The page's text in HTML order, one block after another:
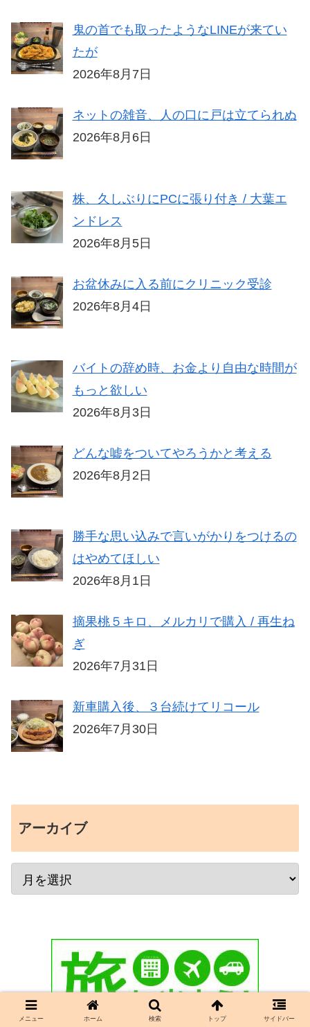
鬼の首でも取ったようなLINEが来てい
たが
2026年8月7日
ネットの雑音、人の口に戸は立てられぬ
2026年8月6日
株、久しぶりにPCに張り付き / 大葉エ
ンドレス
2026年8月5日
お盆休みに入る前にクリニック受診
2026年8月4日
バイトの辞め時、お金より自由な時間が
もっと欲しい
2026年8月3日
どんな嘘をついてやろうかと考える
2026年8月2日
勝手な思い込みで言いがかりをつけるの
はやめてほしい
2026年8月1日
摘果桃５キロ、メルカリで購入 / 再生ね
ぎ
2026年7月31日
新車購入後、３台続けてリコール
2026年7月30日
アーカイブ
メニュー ホーム 検索 トップ サイドバー